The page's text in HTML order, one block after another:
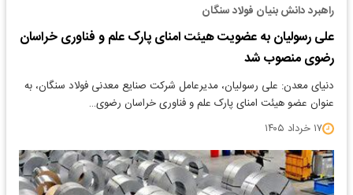
راهبرد دانش بنیان فولاد سنگان
علی رسولیان به عضویت هیئت امنای پارک علم و فناوری خراسان
رضوی منصوب شد
دنیای معدن: علی رسولیان، مدیرعامل شرکت صنایع معدنی فولاد سنگان، به
عنوان عضو هیئت امنای پارک علم و فناوری خراسان رضوی…
۱۷ خرداد ۱۴۰۵